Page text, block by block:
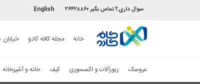
سوال داری؟ تماس بگیر ۲۶۴۲۸۸۶۰ English
خانه مجله کافه کادو
عروسک زیورآلات و اکسسوری کیف خانه و آشپزخانه